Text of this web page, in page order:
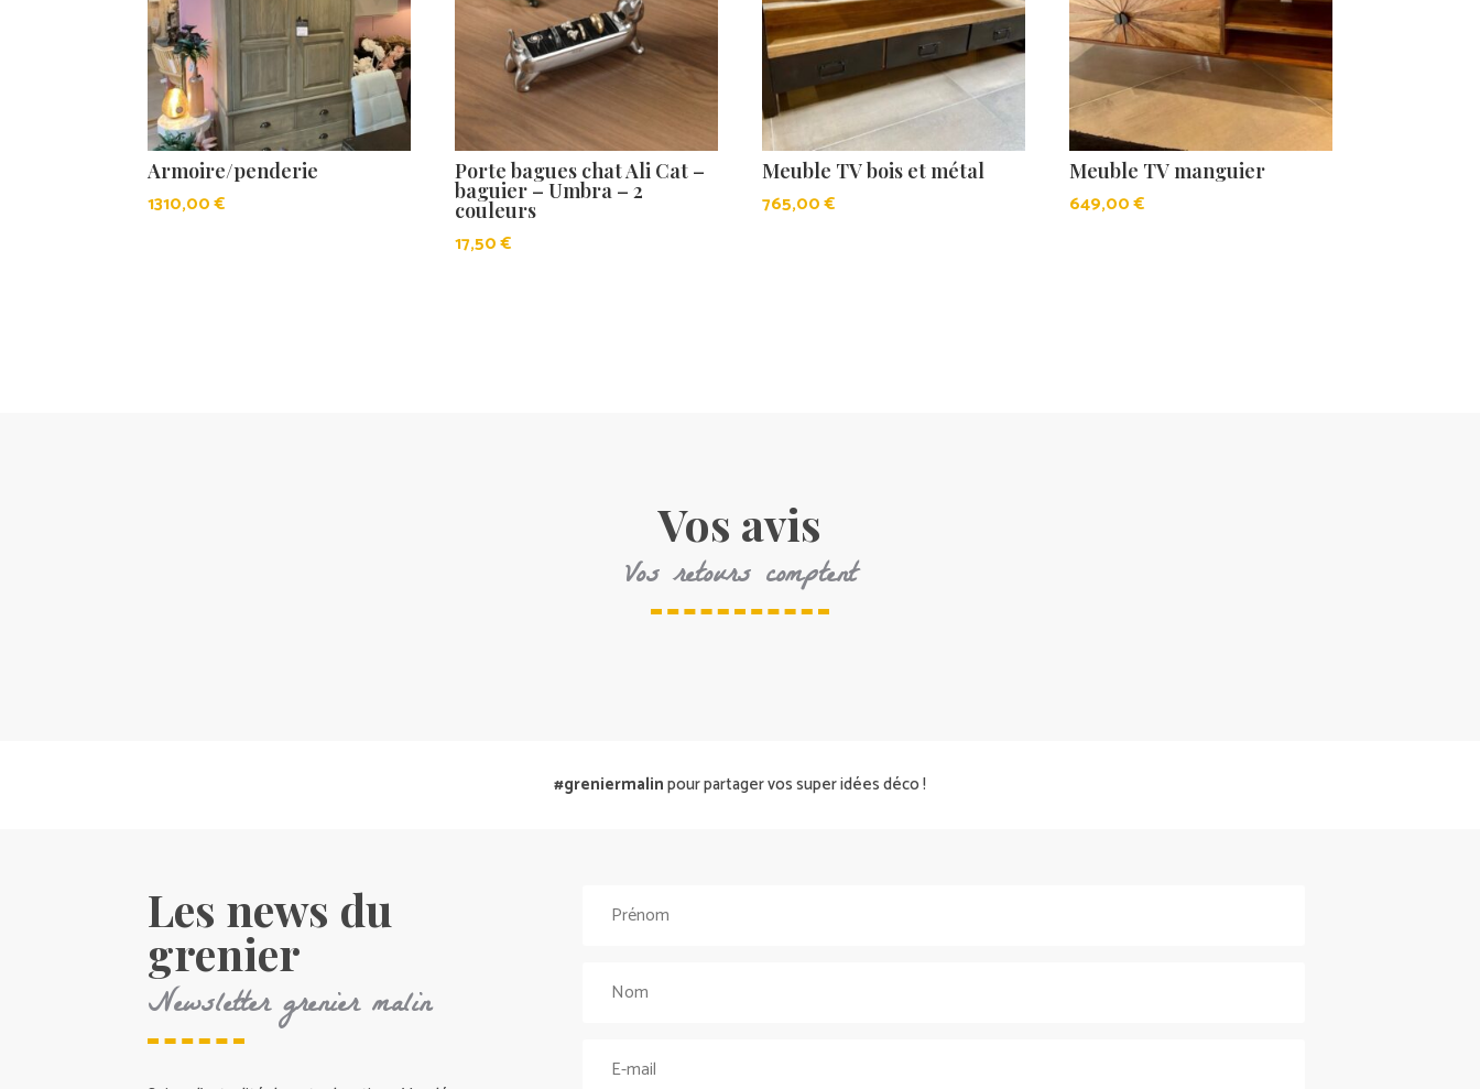
Armoire/penderie
1310,00€
Porte bagues chat Ali Cat –
baguier – Umbra – 2
couleurs
17,50€
Meuble TV bois et métal
765,00€
Meuble TV manguier
649,00€
Vos avis
Vos retours comptent
#greniermalinpour partager vos super idées déco !
Les news du
grenier
Newsletter grenier malin